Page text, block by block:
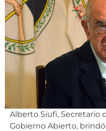
Alberto Siufi, Secretario
Gobierno Abierto,